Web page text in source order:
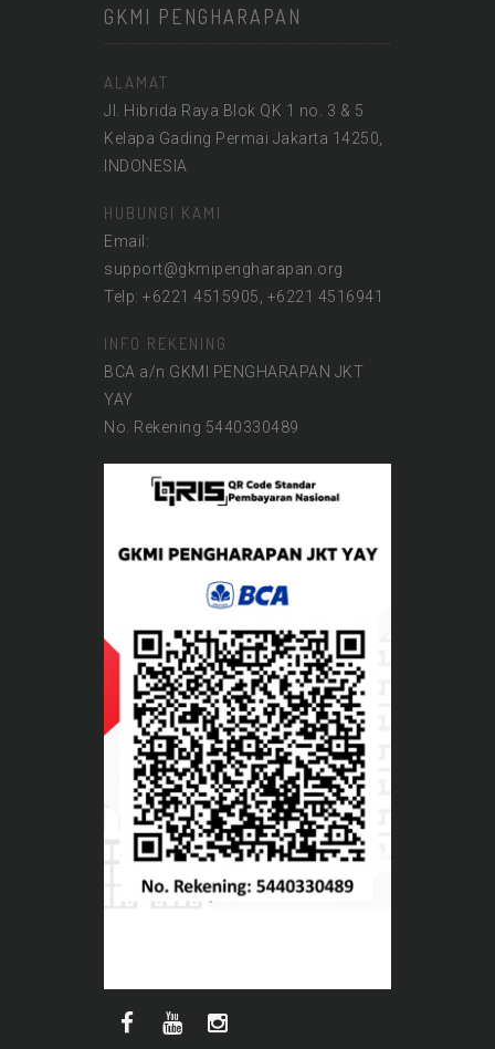
GKMI PENGHARAPAN
ALAMAT
Jl. Hibrida Raya Blok QK 1 no. 3 & 5
Kelapa Gading Permai Jakarta 14250,
INDONESIA
HUBUNGI KAMI
Email:
support@gkmipengharapan.org
Telp: +6221 4515905, +6221 4516941
INFO REKENING
BCA a/n GKMI PENGHARAPAN JKT
YAY
No. Rekening 5440330489